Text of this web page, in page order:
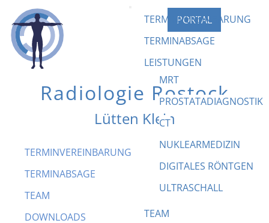
Radiologie Rostock
Lütten Klein
TERMINVEREINBARUNG
TERMINABSAGE
TEAM
DOWNLOADS
TERMINVEREINBARUNG
TERMINABSAGE
LEISTUNGEN
MRT
PROSTATADIAGNOSTIK
CT
NUKLEARMEDIZIN
DIGITALES RÖNTGEN
ULTRASCHALL
TEAM
PORTAL
Kontakt
Telefon
Telefax